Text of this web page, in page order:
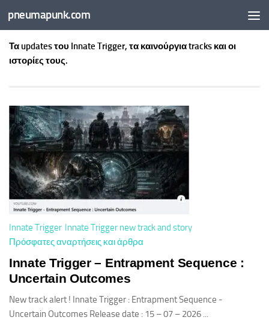
Skip to content
pneumapunk.com
Τα updates του Innate Trigger, τα καινούργια tracks και οι
ιστορίες τους.
Innate Trigger Innate Trigger new track and story
Πρόσφατες αναρτήσεις και άρθρα
Innate Trigger – Entrapment Sequence :
Uncertain Outcomes
New track alert ! Innate Trigger : Entrapment Sequence -
Uncertain Outcomes Release date : 15 – 07 – 2026 ...